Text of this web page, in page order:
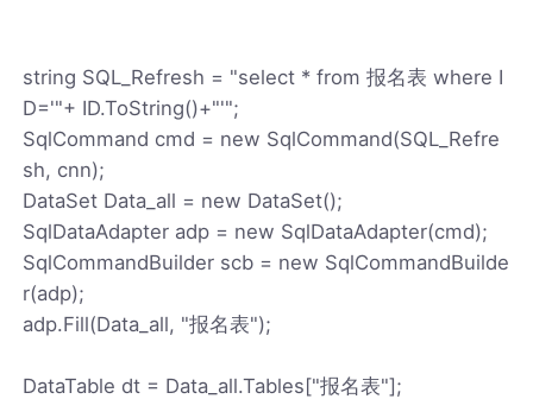
string SQL_Refresh = "select * from 报名表 where I
D='"+ ID.ToString()+"'";
SqlCommand cmd = new SqlCommand(SQL_Refre
sh, cnn);
DataSet Data_all = new DataSet();
SqlDataAdapter adp = new SqlDataAdapter(cmd);
SqlCommandBuilder scb = new SqlCommandBuilde
r(adp);
adp.Fill(Data_all, "报名表");
DataTable dt = Data_all.Tables["报名表"];